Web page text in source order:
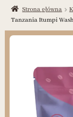
Strona główna
Tanzania Itumpi